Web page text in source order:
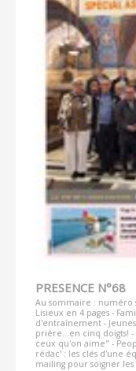
PRESENCE N°68
Au sommaire : numéro
Lisieux en 4 pages -
d'entraînement -
prière...en cinq doigts!
ceux qu'on aime" -
rédac' : les clés d'une
mailing pour soigner